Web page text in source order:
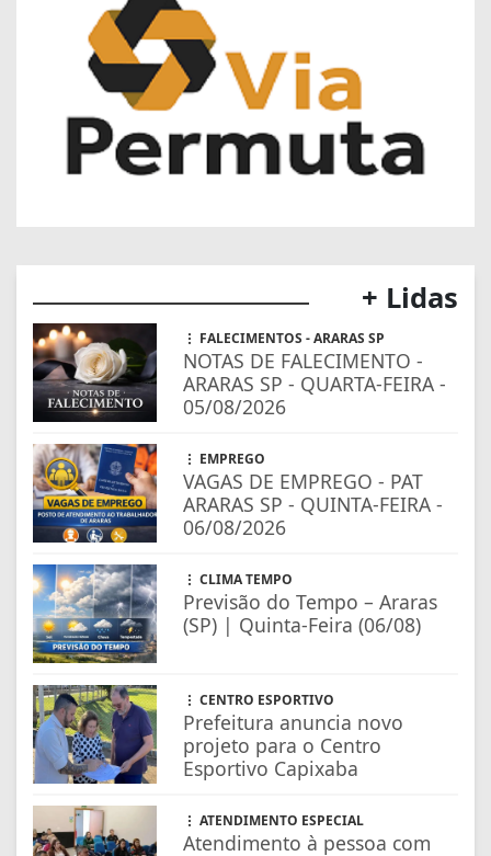
+ Lidas
FALECIMENTOS - ARARAS SP
NOTAS DE FALECIMENTO -
ARARAS SP - QUARTA-FEIRA -
05/08/2026
EMPREGO
VAGAS DE EMPREGO - PAT
ARARAS SP - QUINTA-FEIRA -
06/08/2026
CLIMA TEMPO
Previsão do Tempo – Araras
(SP) | Quinta-Feira (06/08)
CENTRO ESPORTIVO
Prefeitura anuncia novo
projeto para o Centro
Esportivo Capixaba
ATENDIMENTO ESPECIAL
Atendimento à pessoa com